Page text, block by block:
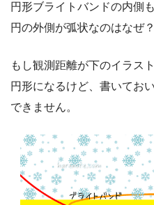
円形ブライトバンドの内側
円の外側が弧状なのはなぜ？
もし観測距離が下のイラス
円形になるけど、書いてお
できません。